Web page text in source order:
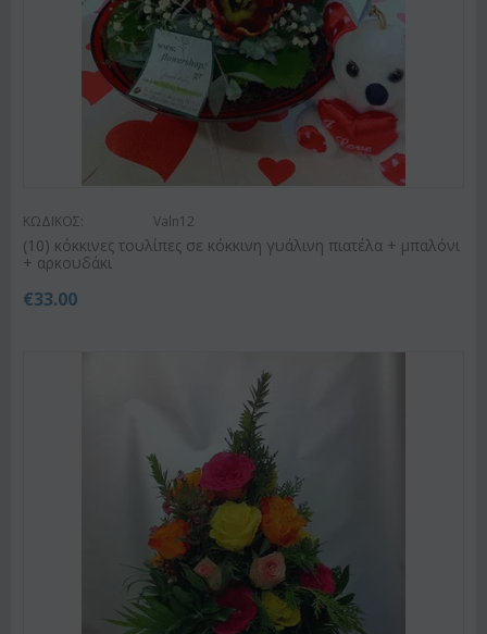
ΚΩΔΙΚΟΣ: Valn12
(10) κόκκινες τουλίπες σε κόκκινη γυάλινη πιατέλα + μπαλόνι
+ αρκουδάκι
€33.00